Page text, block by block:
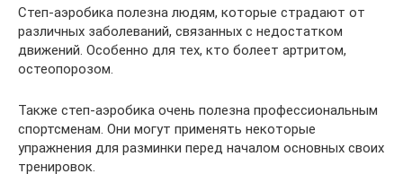
Степ-аэробика полезна людям, которые страдают от
различных заболеваний, связанных с недостатком
движений. Особенно для тех, кто болеет артритом,
остеопорозом.
Также степ-аэробика очень полезна профессиональным
спортсменам. Они могут применять некоторые
упражнения для разминки перед началом основных своих
тренировок.